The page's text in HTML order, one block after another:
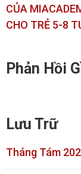
CỦA
CHO TRẺ 5-8
Phản Hồi
Lưu Trữ
Tháng Tám